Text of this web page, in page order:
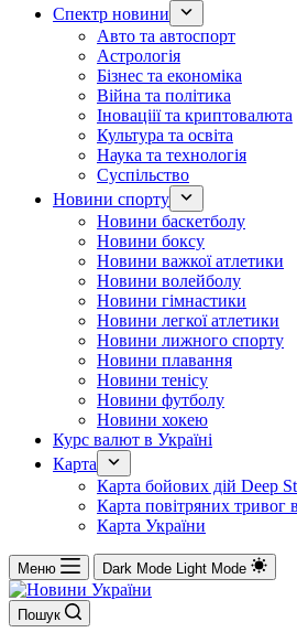
Спектр новини
Авто та автоспорт
Астрологія
Бізнес та економіка
Війна та політика
Іноваціії та криптовалюта
Культура та освіта
Наука та технологія
Суспільство
Новини спорту
Новини баскетболу
Новини боксу
Новини важкої атлетики
Новини волейболу
Новини гімнастики
Новини легкої атлетики
Новини лижного спорту
Новини плавання
Новини тенісу
Новини футболу
Новини хокею
Курс валют в Україні
Карта
Карта бойових дій Deep
Карта повітряних тривог
Карта України
Меню Dark Mode Light Mode
Пошук